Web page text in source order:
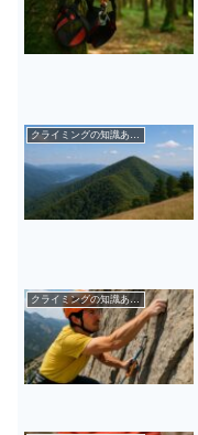
クライミングの知識あれこれ